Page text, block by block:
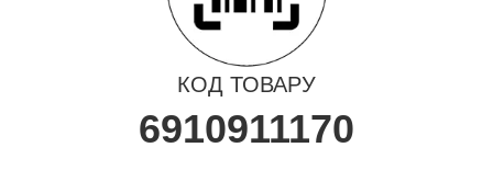
КОД ТОВАРУ
6910911170